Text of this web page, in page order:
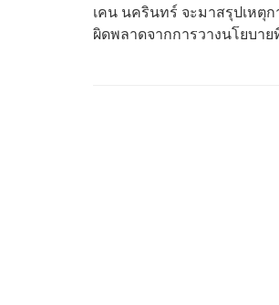
เคน นครินทร์ จะมาสรุปเหตุ
ผิดพลาดจากการวางนโยบา